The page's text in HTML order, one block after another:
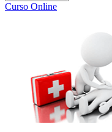
Curso Online